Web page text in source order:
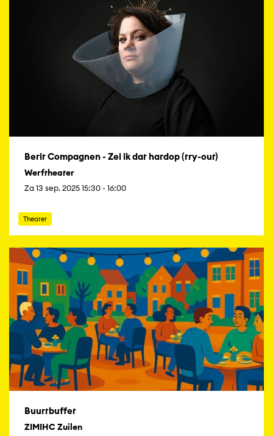
Berit Compagnen - Zei ik dat hardop (try-out)
Werftheater
Za 13 sep. 2025 15:30 - 16:00
Theater
Buurtbuffet
ZIMIHC Zuilen